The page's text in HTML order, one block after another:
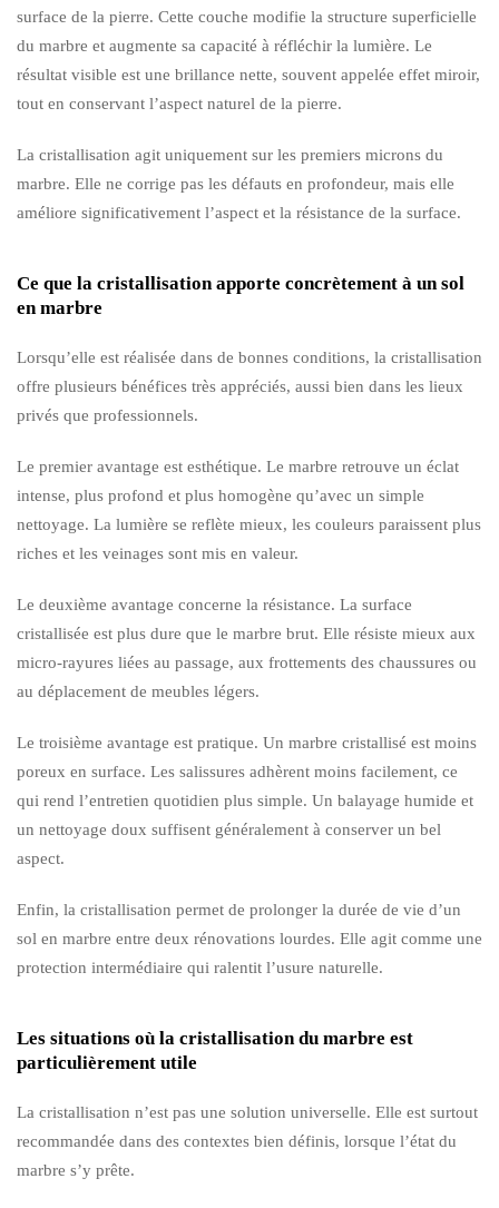
surface de la pierre. Cette couche modifie la structure superficielle
du marbre et augmente sa capacité à réfléchir la lumière. Le
résultat visible est une brillance nette, souvent appelée effet miroir,
tout en conservant l’aspect naturel de la pierre.
La cristallisation agit uniquement sur les premiers microns du
marbre. Elle ne corrige pas les défauts en profondeur, mais elle
améliore significativement l’aspect et la résistance de la surface.
Ce que la cristallisation apporte concrètement à un sol
en marbre
Lorsqu’elle est réalisée dans de bonnes conditions, la cristallisation
offre plusieurs bénéfices très appréciés, aussi bien dans les lieux
privés que professionnels.
Le premier avantage est esthétique. Le marbre retrouve un éclat
intense, plus profond et plus homogène qu’avec un simple
nettoyage. La lumière se reflète mieux, les couleurs paraissent plus
riches et les veinages sont mis en valeur.
Le deuxième avantage concerne la résistance. La surface
cristallisée est plus dure que le marbre brut. Elle résiste mieux aux
micro-rayures liées au passage, aux frottements des chaussures ou
au déplacement de meubles légers.
Le troisième avantage est pratique. Un marbre cristallisé est moins
poreux en surface. Les salissures adhèrent moins facilement, ce
qui rend l’entretien quotidien plus simple. Un balayage humide et
un nettoyage doux suffisent généralement à conserver un bel
aspect.
Enfin, la cristallisation permet de prolonger la durée de vie d’un
sol en marbre entre deux rénovations lourdes. Elle agit comme une
protection intermédiaire qui ralentit l’usure naturelle.
Les situations où la cristallisation du marbre est
particulièrement utile
La cristallisation n’est pas une solution universelle. Elle est surtout
recommandée dans des contextes bien définis, lorsque l’état du
marbre s’y prête.